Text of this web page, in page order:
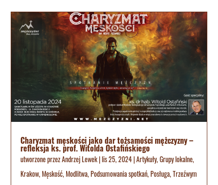
Charyzmat męskości jako dar tożsamości mężczyzny –
refleksja ks. prof. Witolda Ostafińskiego
utworzone przezAndrzej Lewek|lis 25, 2024|Artykuły,Grupy lokalne,
Krakow,Męskość,Modlitwa,Podsumowania spotkań,Posługa,Trzeźwym